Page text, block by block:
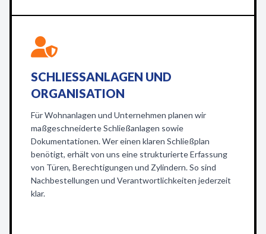
SCHLIESSANLAGEN UND O
RGANISATION
Für Wohnanlagen und Unternehmen planen wir
maßgeschneiderte Schließanlagen sowie
Dokumentationen. Wer einen klaren Schließplan
benötigt, erhält von uns eine strukturierte Erfassung
von Türen, Berechtigungen und Zylindern. So sind
Nachbestellungen und Verantwortlichkeiten jederzeit
klar.